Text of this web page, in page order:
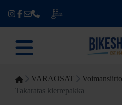
VARAOSAT Voimansiirto
Takaratas kierrepakka